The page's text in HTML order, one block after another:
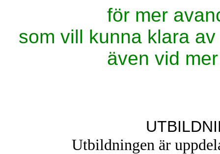
för mer
som vill kunna klara
även vid
Utbildningen är